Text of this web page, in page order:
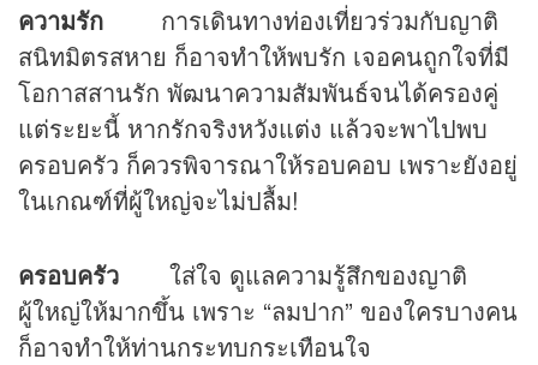
ความรัก การเดินทางท่องเที่ยวร่วมกับญาติ
สนิทมิตรสหาย ก็อาจทำให้พบรัก เจอคนถูกใจที่มี
โอกาสสานรัก พัฒนาความสัมพันธ์จนได้ครองคู่
แต่ระยะนี้ หากรักจริงหวังแต่ง แล้วจะพาไปพบ
ครอบครัว ก็ควรพิจารณาให้รอบคอบ เพราะยังอยู่
ในเกณฑ์ที่ผู้ใหญ่จะไม่ปลื้ม!
ครอบครัว ใส่ใจ ดูแลความรู้สึกของญาติ
ผู้ใหญ่ให้มากขึ้น เพราะ “ลมปาก” ของใครบางคน
ก็อาจทำให้ท่านกระทบกระเทือนใจ